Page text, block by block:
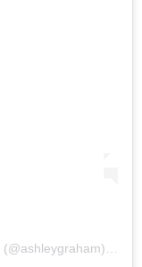
(@ashleygraham) on